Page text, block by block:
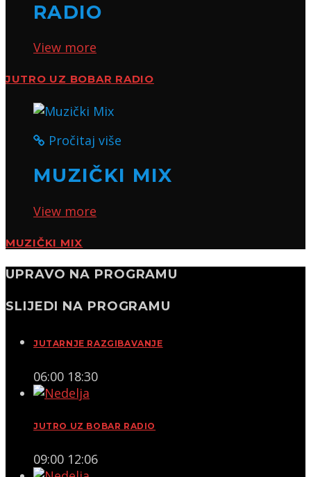
RADIO
View more
JUTRO UZ BOBAR RADIO
Pročitaj više
MUZIČKI MIX
View more
MUZIČKI MIX
UPRAVO NA PROGRAMU
SLIJEDI NA PROGRAMU
JUTARNJE RAZGIBAVANJE
06:00 18:30
JUTRO UZ BOBAR RADIO
09:00 12:06